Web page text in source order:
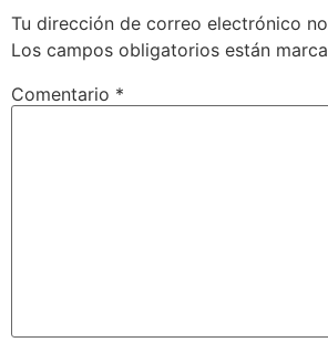
Tu dirección de correo electrónico
Los campos obligatorios están
Comentario *